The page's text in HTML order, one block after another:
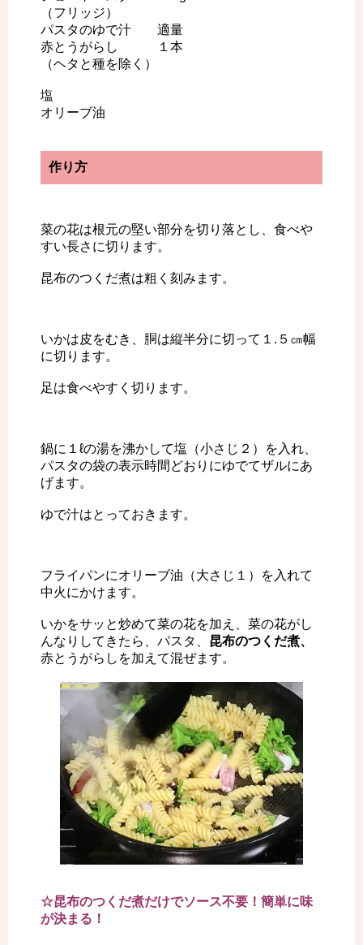
（フリッジ）
パスタのゆで汁 適量
赤とうがらし １本
（ヘタと種を除く）
塩
オリーブ油
作り方
菜の花は根元の堅い部分を切り落とし、食べや
すい長さに切ります。
昆布のつくだ煮は粗く刻みます。
いかは皮をむき、胴は縦半分に切って１.５㎝幅
に切ります。
足は食べやすく切ります。
鍋に１ℓの湯を沸かして塩（小さじ２）を入れ、
パスタの袋の表示時間どおりにゆでてザルにあ
げます。
ゆで汁はとっておきます。
フライパンにオリーブ油（大さじ１）を入れて
中火にかけます。
いかをサッと炒めて菜の花を加え、菜の花がし
んなりしてきたら、パスタ、 昆布のつくだ煮、
赤とうがらしを加えて混ぜます。
☆昆布のつくだ煮だけでソース不要！簡単に味
が決まる！